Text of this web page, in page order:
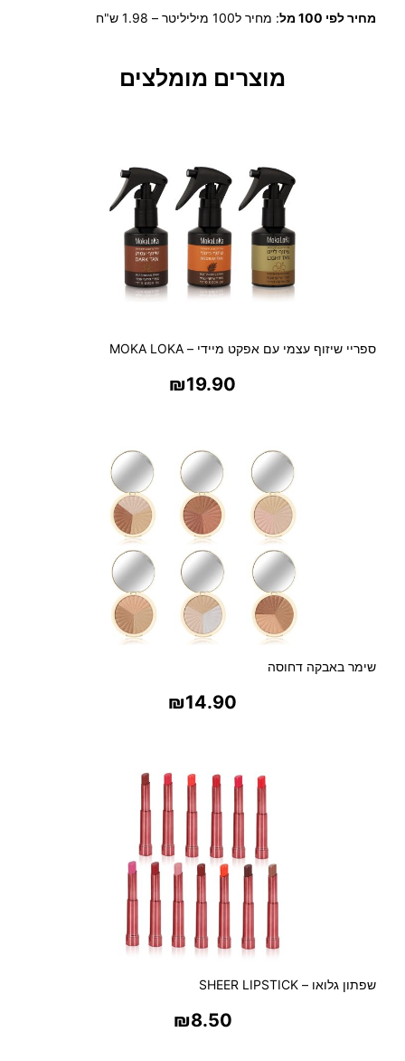
ל
ל
ל
ל
ש
י
ע
ר
5
0
מחיר לפי 100 מל : מחיר ל100 מיליליטר – 1.98 ש"ח
מוצרים מומלצים
ספריי שיזוף עצמי עם אפקט מיידי – MOKA LOKA
₪19.90
שימר באבקה דחוסה
₪14.90
שפתון גלואו – SHEER LIPSTICK
₪8.50